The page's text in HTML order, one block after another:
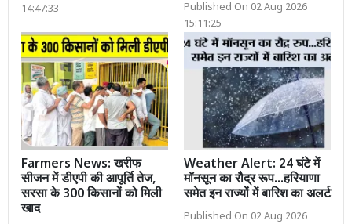
14:47:33
Published On 02 Aug 2026
15:11:25
Farmers News: खरीफ
सीजन में डीएपी की आपूर्ति तेज,
सरसा के 300 किसानों को मिली
खाद
Weather Alert: 24 घंटे में
मॉनसून का रौद्र रूप...हरियाणा
समेत इन राज्यों में बारिश का अलर्ट
Published On 02 Aug 2026